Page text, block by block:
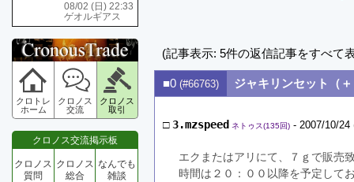
08/02 (日) 22:33
ゲオルギアス
クロトレ
ホーム
クロノス
交流
クロノス
取引
クロノス交流掲示板
クロノス
質問
クロノス
総合
なんでも
雑談
(記事表示: 5件の返信記事をすべて
■0 (#66763) ジャキリンセット（
□3.mzspeed ネトゥス(135回) - 2007/10/
エクまたはアリにて、７ｇで販売